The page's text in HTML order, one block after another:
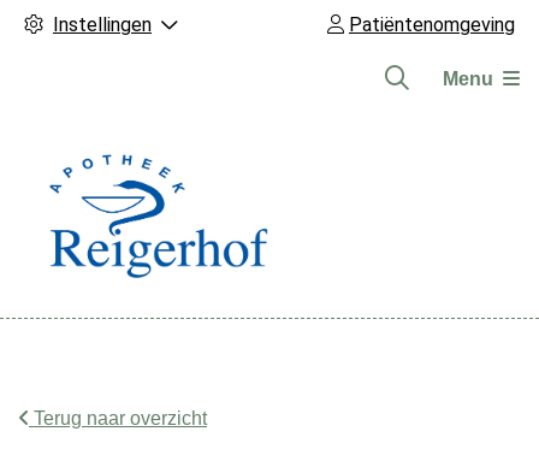
Instellingen Patiëntenomgeving
Menu
Terug naar overzicht